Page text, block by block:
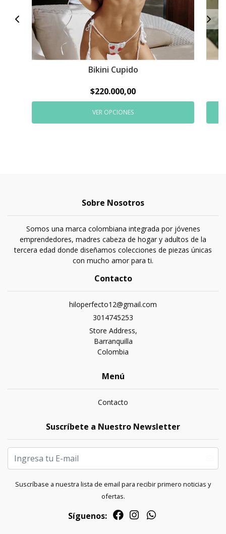
Bikini Cupido
$220.000,00
VER OPCIONES
Sobre Nosotros
Somos una marca colombiana integrada por jóvenes
emprendedores, madres cabeza de hogar y adultos de la
tercera edad donde diseñamos colecciones de piezas únicas
con mucho amor para ti.
Contacto
hiloperfecto12@gmail.com
3014745253
Store Address,
Barranquilla
Colombia
Menú
Contacto
Suscríbete a Nuestro Newsletter
Suscríbase a nuestra lista de email para recibir primero noticias y
ofertas.
Síguenos: